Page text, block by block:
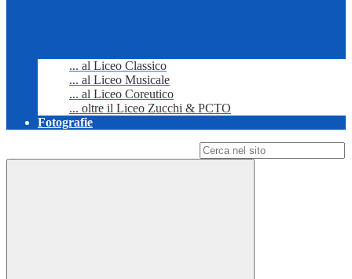
... al Liceo Classico
... al Liceo Musicale
... al Liceo Coreutico
... oltre il Liceo Zucchi & PCTO
Fotografie